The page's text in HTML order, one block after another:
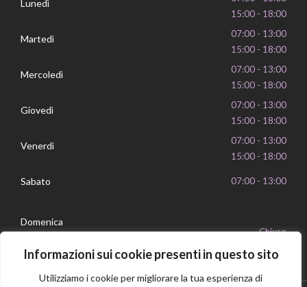
Informazioni sui cookie presenti in questo sito
Utilizziamo i cookie per migliorare la tua esperienza di
Lunedì
15:00 - 18:00
Martedì
07:00 - 13:00
15:00 - 18:00
Mercoledì
07:00 - 13:00
15:00 - 18:00
Giovedì
07:00 - 13:00
15:00 - 18:00
Venerdì
07:00 - 13:00
15:00 - 18:00
Sabato 07:00 - 13:00
Domenica
Chiuso